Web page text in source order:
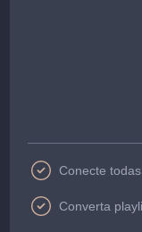
Conecte
Converta